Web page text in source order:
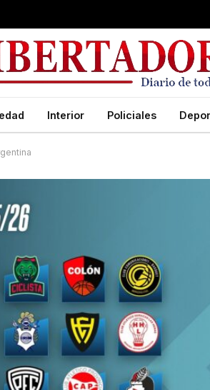
Interior Policiales